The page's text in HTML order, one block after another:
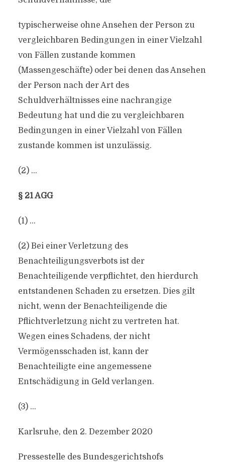
typischerweise ohne Ansehen der Person zu
vergleichbaren Bedingungen in einer Vielzahl
von Fällen zustande kommen
(Massengeschäfte) oder bei denen das Ansehen
der Person nach der Art des
Schuldverhältnisses eine nachrangige
Bedeutung hat und die zu vergleichbaren
Bedingungen in einer Vielzahl von Fällen
zustande kommen ist unzulässig.
(2) …
§ 21 AGG
(1) …
(2) Bei einer Verletzung des
Benachteiligungsverbots ist der
Benachteiligende verpflichtet, den hierdurch
entstandenen Schaden zu ersetzen. Dies gilt
nicht, wenn der Benachteiligende die
Pflichtverletzung nicht zu vertreten hat.
Wegen eines Schadens, der nicht
Vermögensschaden ist, kann der
Benachteiligte eine angemessene
Entschädigung in Geld verlangen.
(3) …
Karlsruhe, den 2. Dezember 2020
Pressestelle des Bundesgerichtshofs